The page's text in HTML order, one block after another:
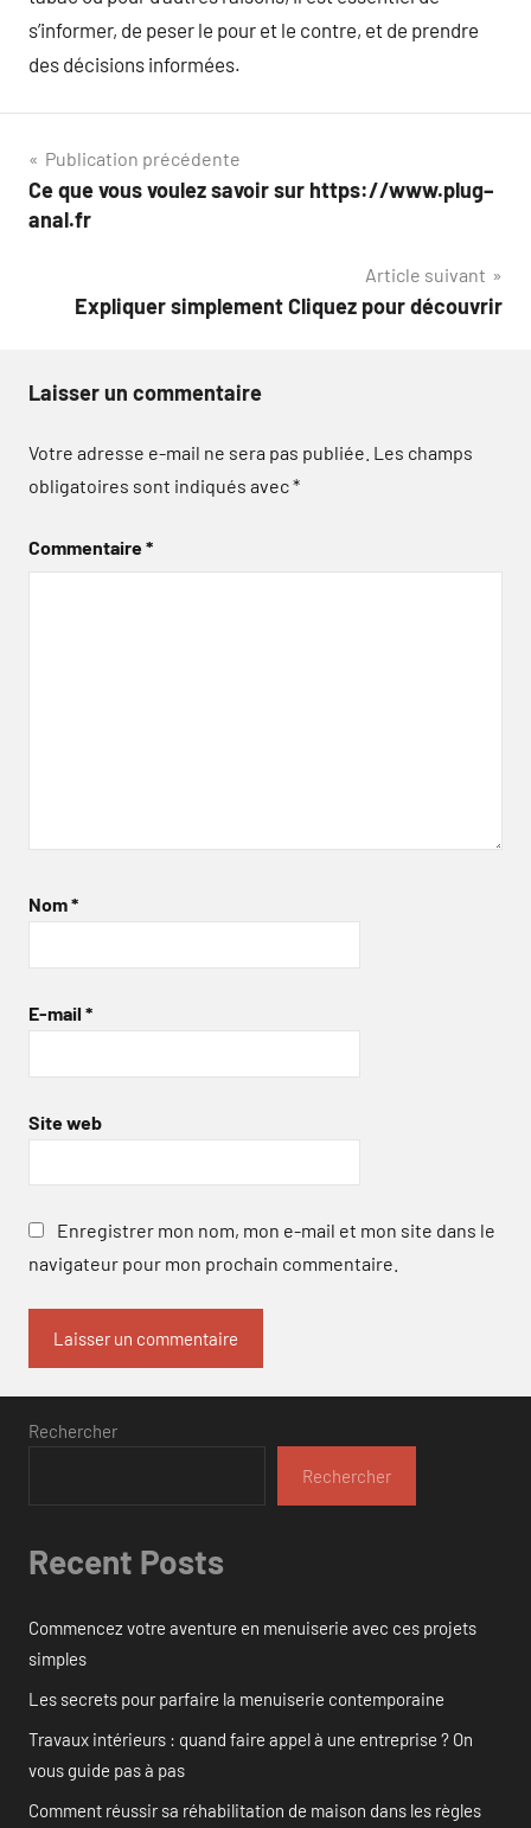
s’informer, de peser le pour et le contre, et de prendre
des décisions informées.
Navigation
de
Publication précédente
Ce que vous voulez savoir sur https://www.plug–
anal.fr
Article suivant
Expliquer simplement Cliquez pour découvrir
Laisser un commentaire
Votre adresse e-mail ne sera pas publiée. Les champs
obligatoires sont indiqués avec*
Commentaire*
Nom*
E-mail *
Site web
Enregistrer mon nom, mon e-mail et mon site dans le
navigateur pour mon prochain commentaire.
Rechercher
Rechercher
Recent Posts
Commencez votre aventure en menuiserie avec ces projets
simples
Les secrets pour parfaire la menuiserie contemporaine
Travaux intérieurs : quand faire appel à une entreprise ? On
vous guide pas à pas
Comment réussir sa réhabilitation de maison dans les règles